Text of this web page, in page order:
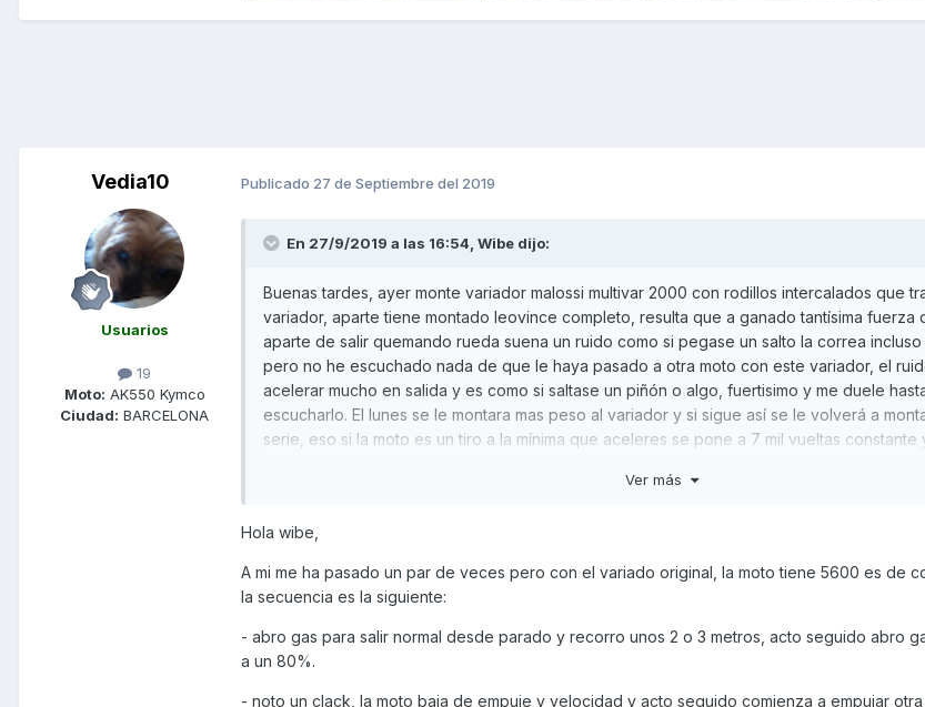
Vedia10
Usuarios
19
Moto: AK550 Kymco
Ciudad: BARCELONA
Publicado 27 de Septiembre del 2019
En 27/9/2019 a las 16:54, Wibe dijo:
Buenas tardes, ayer monte variador malossi multivar 2000 con rodillos intercalados que
variador, aparte tiene montado leovince completo, resulta que a ganado tantísima fuerza
aparte de salir quemando rueda suena un ruido como si pegase un salto la correa
pero no he escuchado nada de que le haya pasado a otra moto con este variador, el
acelerar mucho en salida y es como si saltase un piñón o algo, fuertisimo y me duele
escucharlo. El lunes se le montara mas peso al variador y si sigue así se le volverá a
serie, eso si la moto es un tiro a la mínima que aceleres se pone a 7 mil vueltas constante
Ver más
Hola wibe,
A mi me ha pasado un par de veces pero con el variado original, la moto tiene 5600 es de
la secuencia es la siguiente:
- abro gas para salir normal desde parado y recorro unos 2 o 3 metros, acto seguido abro
a un 80%.
- noto un clack, la moto baja de empuje y velocidad y acto seguido comienza a empujar